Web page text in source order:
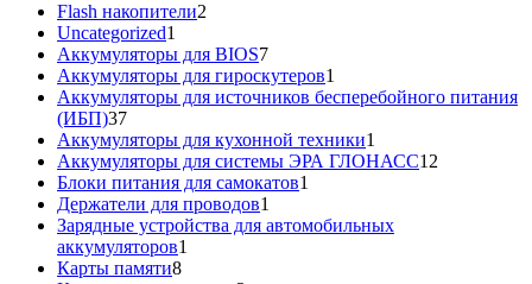
Flash накопители2
Uncategorized1
товар
Аккумуляторы для BIOS77
товаров
Аккумуляторы для гироскутеров1
товар
Аккумуляторы для источников бесперебойного питания
(ИБП)3737
товаров
Аккумуляторы для кухонной техники1
товар
Аккумуляторы для системы ЭРА ГЛОНАСС12
Блоки питания для самокатов1
Держатели для проводов1
товар
Зарядные устройства для автомобильных
аккумуляторов1
Карты памяти88